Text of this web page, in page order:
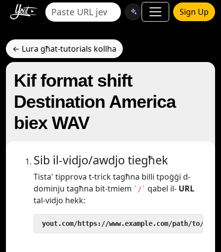
Sign Up
← Lura għat-tutorials kollha
Kif format shift
Destination America
biex WAV
Sib il-vidjo/awdjo tiegħek
Tista' tipprova t-trick tagħna billi tpoġġi d-
dominju tagħna bit-tmiem `/` qabel il- URL
tal-vidjo hekk:
yout.com/https://www.example.com/path/to/